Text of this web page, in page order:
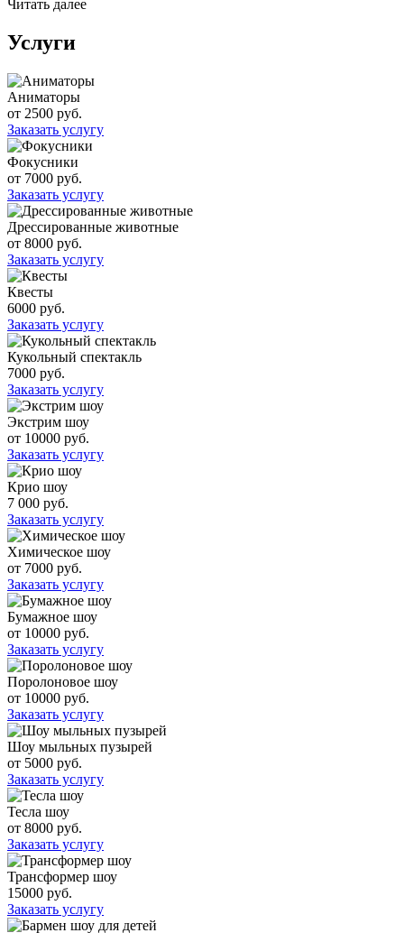
Читать далее
Услуги
Аниматоры
от 2500 руб.
Заказать услугу
Фокусники
от 7000 руб.
Заказать услугу
Дрессированные животные
от 8000 руб.
Заказать услугу
Квесты
6000 руб.
Заказать услугу
Кукольный спектакль
7000 руб.
Заказать услугу
Экстрим шоу
от 10000 руб.
Заказать услугу
Крио шоу
7 000 руб.
Заказать услугу
Химическое шоу
от 7000 руб.
Заказать услугу
Бумажное шоу
от 10000 руб.
Заказать услугу
Поролоновое шоу
от 10000 руб.
Заказать услугу
Шоу мыльных пузырей
от 5000 руб.
Заказать услугу
Тесла шоу
от 8000 руб.
Заказать услугу
Трансформер шоу
15000 руб.
Заказать услугу